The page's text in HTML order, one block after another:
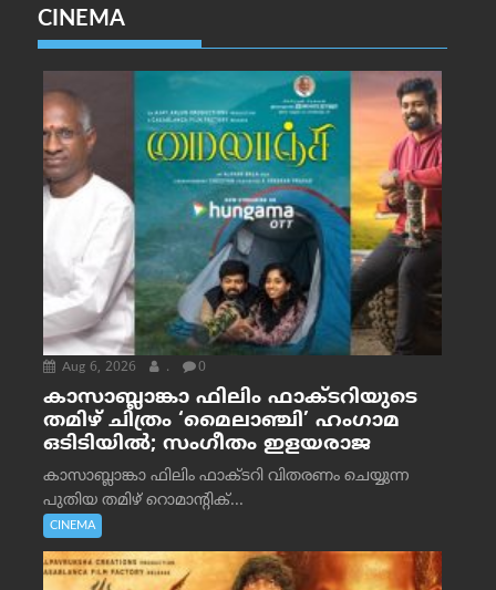
CINEMA
Aug 6, 2026 . 0
കാസാബ്ലാങ്കാ ഫിലിം ഫാക്ടറിയുടെ
തമിഴ് ചിത്രം ‘മൈലാഞ്ചി’ ഹംഗാമ
ഒടിടിയിൽ; സംഗീതം ഇളയരാജ
കാസാബ്ലാങ്കാ ഫിലിം ഫാക്ടറി വിതരണം ചെയ്യുന്ന
പുതിയ തമിഴ് റൊമാന്റിക്...
CINEMA